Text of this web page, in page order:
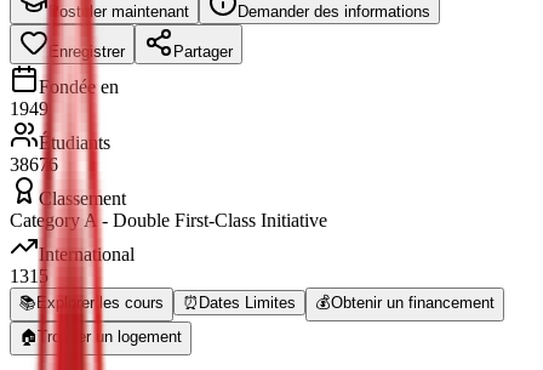
Postuler maintenant Demander des informations
Enregistrer Partager
Fondée en
1949
Étudiants
38676
Classement
Category A - Double First-Class Initiative
International
1315
📚 Explorer les cours ⏰ Dates Limites 💰Obtenir un financement
🏠Trouver un logement